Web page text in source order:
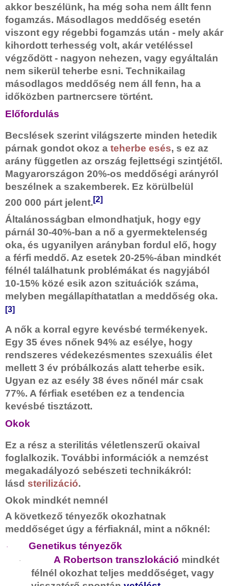
akkor beszélünk, ha még soha nem állt fenn
fogamzás. Másodlagos meddőség esetén
viszont egy régebbi fogamzás után - mely akár
kihordott terhesség volt, akár vetéléssel
végződött - nagyon nehezen, vagy egyáltalán
nem sikerül teherbe esni. Technikailag
másodlagos meddőség nem áll fenn, ha a
időközben partnercsere történt.
Előfordulás
Becslések szerint világszerte minden hetedik
párnak gondot okoz a teherbe esés, s ez az
arány független az ország fejlettségi szintjétől.
Magyarországon 20%-os meddőségi arányról
beszélnek a szakemberek. Ez körülbelül
200 000 párt jelent. [2]
Általánosságban elmondhatjuk, hogy egy
párnál 30-40%-ban a nő a gyermektelenség
oka, és ugyanilyen arányban fordul elő, hogy
a férfi meddő. Az esetek 20-25%-ában mindkét
félnél találhatunk problémákat és nagyjából
10-15% közé esik azon szituációk száma,
melyben megállapíthatatlan a meddőség oka.
[3]
A nők a korral egyre kevésbé termékenyek.
Egy 35 éves nőnek 94% az esélye, hogy
rendszeres védekezésmentes szexuális élet
mellett 3 év próbálkozás alatt teherbe esik.
Ugyan ez az esély 38 éves nőnél már csak
77%. A férfiak esetében ez a tendencia
kevésbé tisztázott.
Okok
Ez a rész a sterilitás véletlenszerű okaival
foglalkozik. További információk a nemzést
megakadályozó sebészeti technikákról:
lásd sterilizáció.
Okok mindkét nemnél
A következő tényezők okozhatnak
meddőséget úgy a férfiaknál, mint a nőknél:
· Genetikus tényezők
· A Robertson transzlokáció mindkét
félnél okozhat teljes meddőséget, vagy